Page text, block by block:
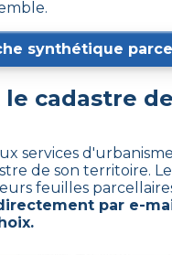
synthétique
cadastre
services
de son territoire.
feuilles
par e-